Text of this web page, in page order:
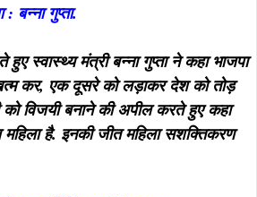
बन्ना गुप्ता.
स्वास्थ्य मंत्री बन्ना गुप्ता ने कहा भाजपा
कर, एक दूसरे को लड़ाकर देश को तोड़
को विजयी बनाने की अपील करते हुए कहा
महिला है. इनकी जीत महिला सशक्तिकरण